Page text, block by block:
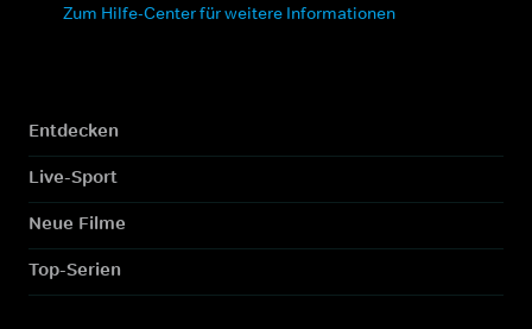
Zum Hilfe-Center für weitere Informationen
Entdecken
Live-Sport
Neue Filme
Top-Serien